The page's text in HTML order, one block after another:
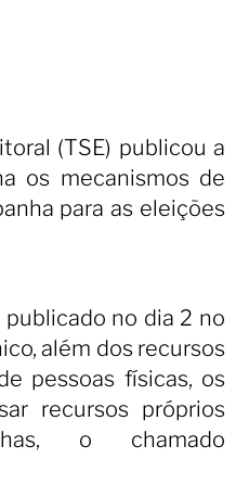
(TSE) publicou a
os mecanismos de
para as eleições
no dia 2 no
além dos recursos
pessoas físicas, os
recursos próprios
o chamado